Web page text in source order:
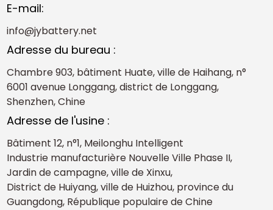
E-mail:
info@jybattery.net
Adresse du bureau :
Chambre 903, bâtiment Huate, ville de Haihang, n°
6001 avenue Longgang, district de Longgang,
Shenzhen, Chine
Adresse de l'usine :
Bâtiment 12, n°1, Meilonghu Intelligent
Industrie manufacturière Nouvelle Ville Phase II,
Jardin de campagne, ville de Xinxu,
District de Huiyang, ville de Huizhou, province du
Guangdong, République populaire de Chine